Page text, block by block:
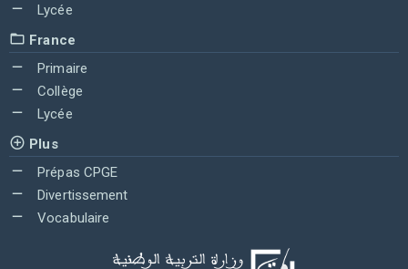
Lycée
France
Primaire
Collège
Lycée
Plus
Prépas CPGE
Divertissement
Vocabulaire